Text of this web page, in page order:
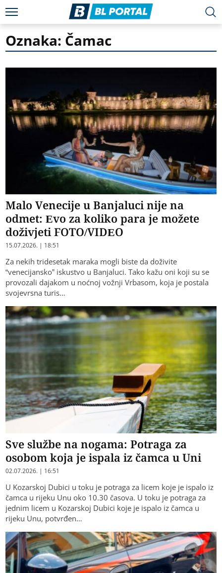
Oznaka: Čamac
Malo Venecije u Banjaluci nije na
odmet: Evo za koliko para je možete
doživjeti FOTO/VIDEO
15.07.2026. | 18:51
Za nekih tridesetak maraka mogli biste da doživite
“venecijansko” iskustvo u Banjaluci. Tako kažu oni koji su se
provozali dajakom u noćnoj vožnji Vrbasom, koja je postala
svojevrsna turis…
Sve službe na nogama: Potraga za
osobom koja je ispala iz čamca u Uni
02.07.2026. | 16:51
U Kozarskoj Dubici u toku je potraga za licem koje je ispalo iz
čamca u rijeku Unu oko 10.30 časova. U toku je potraga za
jednim licem u Kozarskoj Dubici koje je ispalo iz čamca u
rijeku Unu, potvrđen…